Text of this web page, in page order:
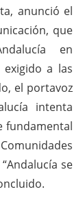
anunció el
que
en
a las
el portavoz
intenta
fundamental
se